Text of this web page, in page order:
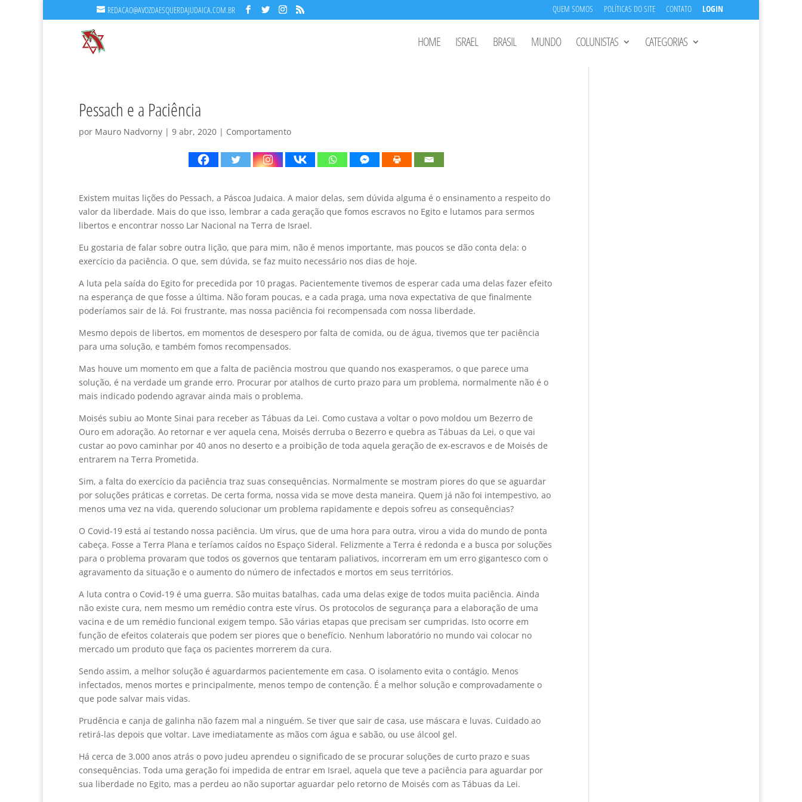
REDACAO@AVOZDAESQUERDAJUDAICA.COM.BR QUEM SOMOS POLÍTICAS DO SITE CONTATO LOGIN
HOME ISRAEL BRASIL MUNDO COLUNISTAS CATEGORIAS
Pessach e a Paciência
por Mauro Nadvorny | 9 abr, 2020 | Comportamento
Existem muitas lições do Pessach, a Páscoa Judaica. A maior delas, sem dúvida alguma é o ensinamento a respeito do
valor da liberdade. Mais do que isso, lembrar a cada geração que fomos escravos no Egito e lutamos para sermos
libertos e encontrar nosso Lar Nacional na Terra de Israel.
Eu gostaria de falar sobre outra lição, que para mim, não é menos importante, mas poucos se dão conta dela: o
exercício da paciência. O que, sem dúvida, se faz muito necessário nos dias de hoje.
A luta pela saída do Egito for precedida por 10 pragas. Pacientemente tivemos de esperar cada uma delas fazer efeito
na esperança de que fosse a última. Não foram poucas, e a cada praga, uma nova expectativa de que finalmente
poderíamos sair de lá. Foi frustrante, mas nossa paciência foi recompensada com nossa liberdade.
Mesmo depois de libertos, em momentos de desespero por falta de comida, ou de água, tivemos que ter paciência
para uma solução, e também fomos recompensados.
Mas houve um momento em que a falta de paciência mostrou que quando nos exasperamos, o que parece uma
solução, é na verdade um grande erro. Procurar por atalhos de curto prazo para um problema, normalmente não é o
mais indicado podendo agravar ainda mais o problema.
Moisés subiu ao Monte Sinai para receber as Tábuas da Lei. Como custava a voltar o povo moldou um Bezerro de
Ouro em adoração. Ao retornar e ver aquela cena, Moisés derruba o Bezerro e quebra as Tábuas da Lei, o que vai
custar ao povo caminhar por 40 anos no deserto e a proibição de toda aquela geração de ex-escravos e de Moisés de
entrarem na Terra Prometida.
Sim, a falta do exercício da paciência traz suas consequências. Normalmente se mostram piores do que se aguardar
por soluções práticas e corretas. De certa forma, nossa vida se move desta maneira. Quem já não foi intempestivo, ao
menos uma vez na vida, querendo solucionar um problema rapidamente e depois sofreu as consequências?
O Covid-19 está aí testando nossa paciência. Um vírus, que de uma hora para outra, virou a vida do mundo de ponta
cabeça. Fosse a Terra Plana e teríamos caídos no Espaço Sideral. Felizmente a Terra é redonda e a busca por soluções
para o problema provaram que todos os governos que tentaram paliativos, incorreram em um erro gigantesco com o
agravamento da situação e o aumento do número de infectados e mortos em seus territórios.
A luta contra o Covid-19 é uma guerra. São muitas batalhas, cada uma delas exige de todos muita paciência. Ainda
não existe cura, nem mesmo um remédio contra este vírus. Os protocolos de segurança para a elaboração de uma
vacina e de um remédio funcional exigem tempo. São várias etapas que precisam ser cumpridas. Isto ocorre em
função de efeitos colaterais que podem ser piores que o benefício. Nenhum laboratório no mundo vai colocar no
mercado um produto que faça os pacientes morrerem da cura.
Sendo assim, a melhor solução é aguardarmos pacientemente em casa. O isolamento evita o contágio. Menos
infectados, menos mortes e principalmente, menos tempo de contenção. É a melhor solução e comprovadamente o
que pode salvar mais vidas.
Prudência e canja de galinha não fazem mal a ninguém. Se tiver que sair de casa, use máscara e luvas. Cuidado ao
retirá-las depois que voltar. Lave imediatamente as mãos com água e sabão, ou use álcool gel.
Há cerca de 3.000 anos atrás o povo judeu aprendeu o significado de se procurar soluções de curto prazo e suas
consequências. Toda uma geração foi impedida de entrar em Israel, aquela que teve a paciência para aguardar por
sua liberdade no Egito, mas a perdeu ao não suportar aguardar pelo retorno de Moisés com as Tábuas da Lei.